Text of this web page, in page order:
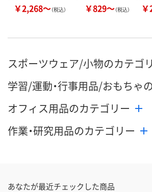
￥2,268～（税込） ￥829～（税込）
スポーツウェア/小物のカテゴ
学習/運動・行事用品/おもちゃ
オフィス用品のカテゴリー
作業・研究用品のカテゴリー
あなたが最近チェックした商品